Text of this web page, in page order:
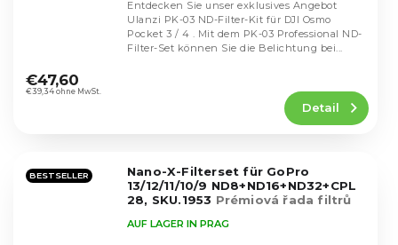
durchschnittliche
Produktbewertung
Sternen.
€39,34 ohne MwSt.
€47,60
Detail
Entdecken Sie unser exklusives Angebot
Ulanzi PK-03 ND-Filter-Kit für DJI Osmo
Pocket 3 / 4 . Mit dem PK-03 Professional ND-
Filter-Set können Sie die Belichtung bei...
BESTSELLER
Nano-X-Filterset für GoPro
13/12/11/10/9 ND8+ND16+ND32+CPL
28, SKU.1953 Prémiová řada filtrů
AUF LAGER IN PRAG